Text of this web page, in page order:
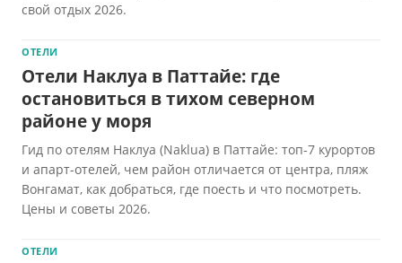
свой отдых 2026.
ОТЕЛИ
Отели Наклуа в Паттайе: где
остановиться в тихом северном
районе у моря
Гид по отелям Наклуа (Naklua) в Паттайе: топ-7 курортов
и апарт-отелей, чем район отличается от центра, пляж
Вонгамат, как добраться, где поесть и что посмотреть.
Цены и советы 2026.
ОТЕЛИ